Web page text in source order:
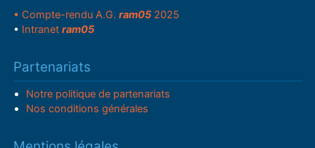
• Compte-rendu A.G.ram05 2025
• Intranetram05
Partenariats
Notre politique de partenariats
Nos conditions générales